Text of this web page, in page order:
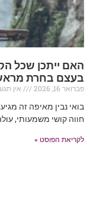
האם ייתכן שכל
בעצם בחרת
פברואר 16, 2026
אין
בואי נבין מאיפה זה
חווה קושי משמעותי,
לקריאת הפוסט »